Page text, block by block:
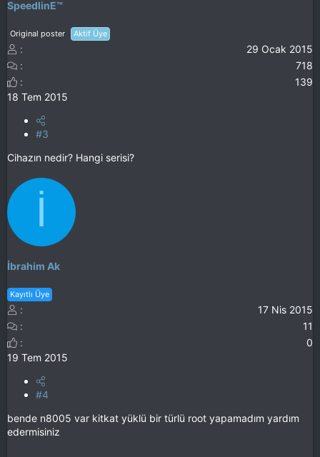
SpeedlinE™
Original poster Aktif Üye
29 Ocak 2015
718
139
18 Tem 2015
#3
Cihazın nedir? Hangi serisi?
İ
İbrahim Ak
Kayıtlı Üye
17 Nis 2015
11
0
19 Tem 2015
#4
bende n8005 var kitkat yüklü bir türlü root yapamadım yardım
edermisiniz